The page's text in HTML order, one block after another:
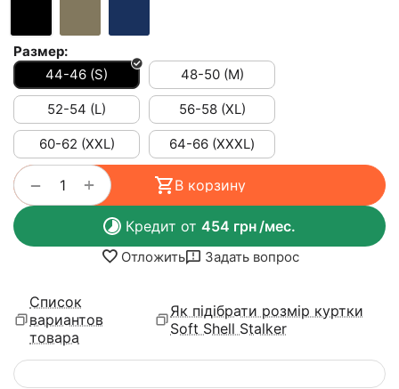
Размер:
44-46 (S)
48-50 (M)
52-54 (L) 56-58 (XL)
60-62 (XXL) 64-66 (ХХХL)
+
− В корзину
Кредит от 454 грн/мес.
Отложить Задать вопрос
Список
вариантов
товара
Як підібрати розмір куртки
Soft Shell Stalker